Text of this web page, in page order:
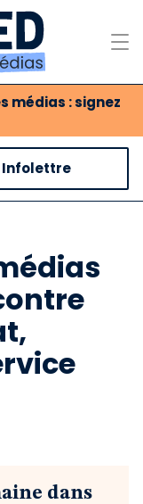
médias : signez
Infolettre
dans